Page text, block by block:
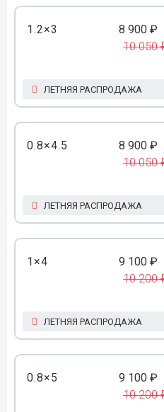
1.2×3 8 900 ₽
10 050
ЛЕТНЯЯ РАСПРОДАЖА
0.8×4.5 8 900 ₽
10 050
ЛЕТНЯЯ РАСПРОДАЖА
1×4 9 100 ₽
10 200
ЛЕТНЯЯ РАСПРОДАЖА
0.8×5 9 100 ₽
10 200